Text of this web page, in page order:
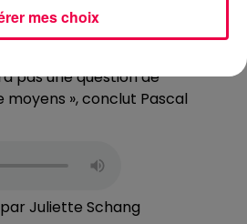
où la précarité touche déjà
cinq, l’alerte est donnée. « Si
pas une question de
», conclut Pascal
Juliette Schang
mes choix